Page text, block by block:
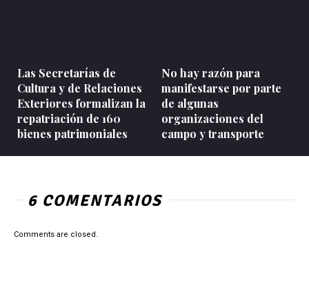
Las Secretarías de
Cultura y de Relaciones
Exteriores formalizan la
repatriación de 160
bienes patrimoniales
No hay razón para
manifestarse por parte
de algunas
organizaciones del
campo y transporte
6 COMENTARIOS
Comments are closed.